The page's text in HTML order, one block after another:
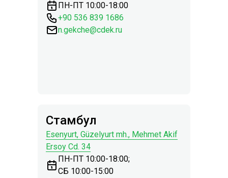
Стамбул
Esenyurt, Güzelyurt mh., Mehmet Akif
Ersoy Cd. 34
ПН-ПТ 10:00-18:00;
СБ 10:00-15:00
ПН-ПТ 10:00-18:00
+90 536 839 1686
n.gekche@cdek.ru